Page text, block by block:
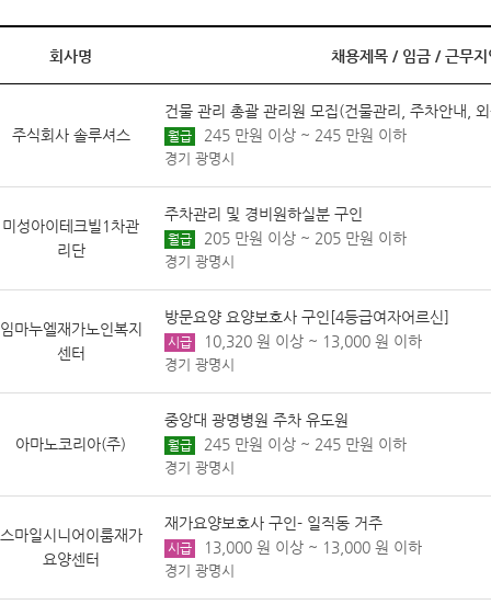
회사명 채용제목 / 임금 /근무지
주식회사 솔루셔스
건물 관리 총괄 관리원 모집(건물관리, 주차안내,
월급 245 만원 이상 ~ 245 만원 이하
경기 광명시
미성아이테크빌1차관
리단
주차관리 및 경비원하실분 구인
월급 205 만원 이상 ~ 205 만원 이하
경기 광명시
임마누엘재가노인복지
센터
방문요양 요양보호사 구인[4등급여자어르신]
시급 10,320 원 이상 ~ 13,000 원 이하
경기 광명시
아마노코리아(주)
중앙대 광명병원 주차 유도원
월급 245 만원 이상 ~ 245 만원 이하
경기 광명시
스마일시니어이룸재가
요양센터
재가요양보호사 구인- 일직동 거주
시급 13,000 원 이상 ~ 13,000 원 이하
경기 광명시